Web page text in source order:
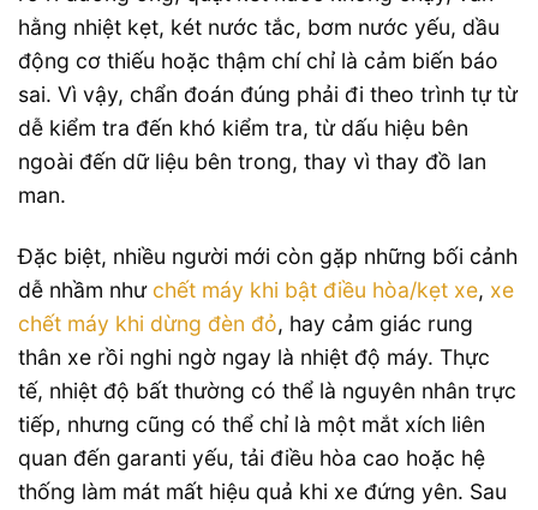
hằng nhiệt kẹt, két nước tắc, bơm nước yếu, dầu
động cơ thiếu hoặc thậm chí chỉ là cảm biến báo
sai. Vì vậy, chẩn đoán đúng phải đi theo trình tự từ
dễ kiểm tra đến khó kiểm tra, từ dấu hiệu bên
ngoài đến dữ liệu bên trong, thay vì thay đồ lan
man.
Đặc biệt, nhiều người mới còn gặp những bối cảnh
dễ nhầm như chết máy khi bật điều hòa/kẹt xe, xe
chết máy khi dừng đèn đỏ, hay cảm giác rung
thân xe rồi nghi ngờ ngay là nhiệt độ máy. Thực
tế, nhiệt độ bất thường có thể là nguyên nhân trực
tiếp, nhưng cũng có thể chỉ là một mắt xích liên
quan đến garanti yếu, tải điều hòa cao hoặc hệ
thống làm mát mất hiệu quả khi xe đứng yên. Sau